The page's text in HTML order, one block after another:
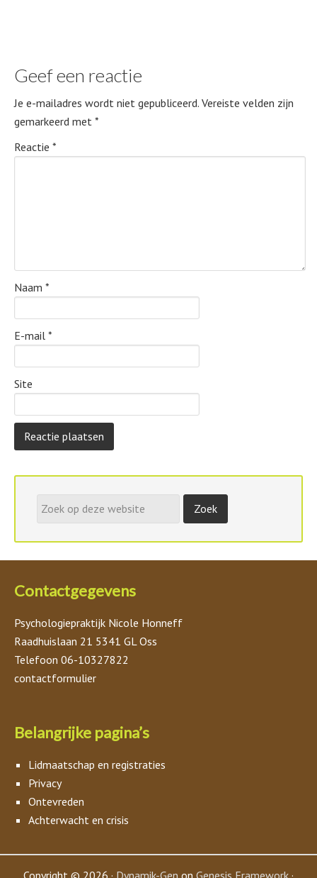
Geef een reactie
Je e-mailadres wordt niet gepubliceerd. Vereiste velden zijn
gemarkeerd met *
Reactie *
Naam *
E-mail *
Site
Contactgegevens
Psychologiepraktijk Nicole Honneff
Raadhuislaan 21 5341 GL Oss
Telefoon 06-10327822
contactformulier
Belangrijke pagina’s
Lidmaatschap en registraties
Privacy
Ontevreden
Achterwacht en crisis
Copyright © 2026 · Dynamik-Gen on Genesis Framework ·